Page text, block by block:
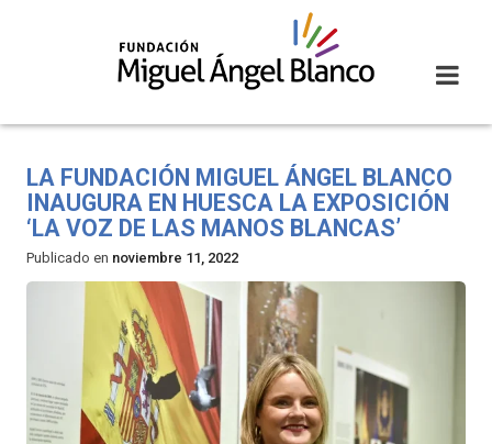
LA FUNDACIÓN MIGUEL ÁNGEL BLANCO
INAUGURA EN HUESCA LA EXPOSICIÓN
‘LA VOZ DE LAS MANOS BLANCAS’
Publicado en noviembre 11, 2022